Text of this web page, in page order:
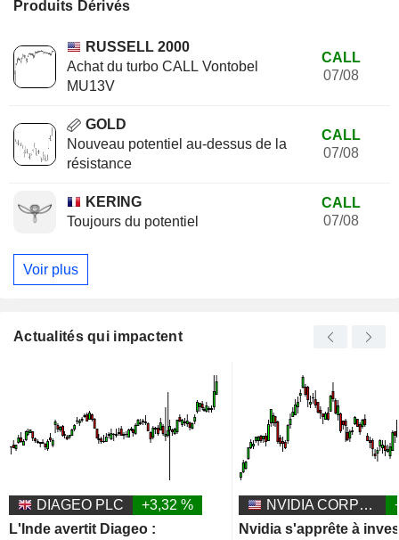
Produits Dérivés
RUSSELL 2000
Achat du turbo CALL Vontobel
MU13V
CALL
07/08
GOLD
Nouveau potentiel au-dessus de la
résistance
CALL
07/08
KERING
Toujours du potentiel
CALL
07/08
Voir plus
Actualités qui impactent
DIAGEO PLC
+3,32 %
L'Inde avertit Diageo :
NVIDIA CORPORATION
Nvidia s'apprête à